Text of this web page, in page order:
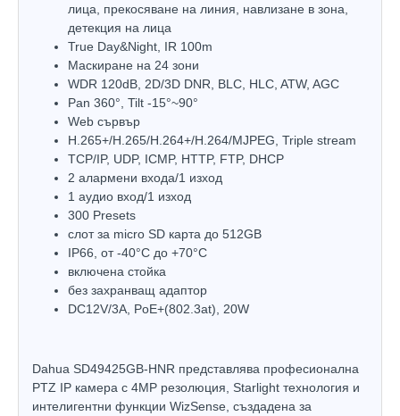
лица, прекосяване на линия, навлизане в зона,
детекция на лица
True Day&Night, IR 100m
Маскиране на 24 зони
WDR 120dB, 2D/3D DNR, BLC, HLC, ATW, AGC
Pan 360°, Tilt -15°~90°
Web сървър
H.265+/H.265/H.264+/H.264/MJPEG, Triple stream
TCP/IP, UDP, ICMP, HTTP, FTP, DHCP
2 aлармени входа/1 изход
1 аудио вход/1 изход
300 Presets
слот за micro SD карта до 512GB
IP66, от -40°С до +70°С
включена стойка
без захранващ адаптор
DC12V/3A, PoE+(802.3at), 20W
Dahua SD49425GB-HNR представлява професионална
PTZ IP камера с 4MP резолюция, Starlight технология и
интелигентни функции WizSense, създадена за